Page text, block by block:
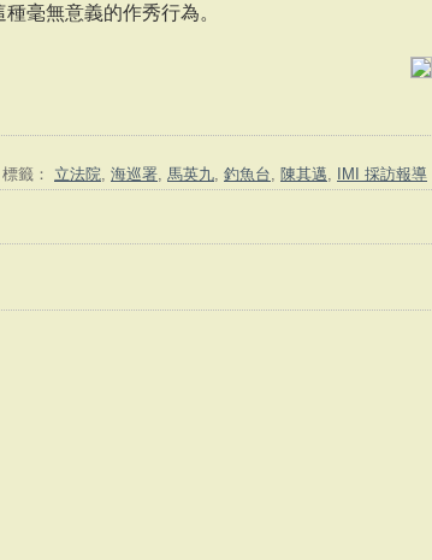
毫無意義的作秀行為。
標籤： 立法院 海巡署 馬英九 釣魚台 陳其邁 IMI 採訪報導